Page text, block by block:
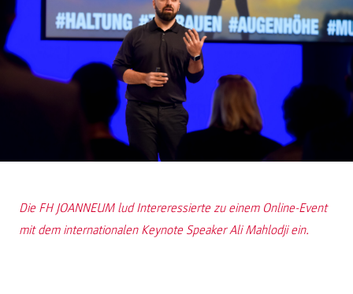
Die FH JOANNEUM lud Intereressierte zu einem Online-Event
mit dem internationalen Keynote Speaker Ali Mahlodji ein.